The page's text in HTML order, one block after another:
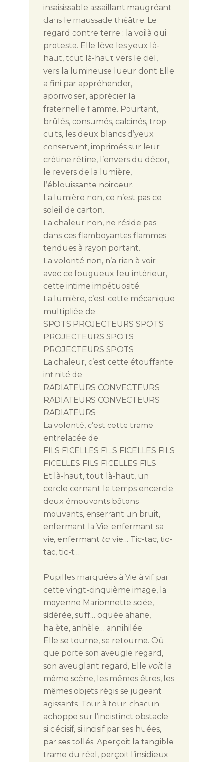
insaisissable assaillant maugréant
dans le maussade théâtre. Le
regard contre terre : la voilà qui
proteste. Elle lève les yeux là-
haut, tout là-haut vers le ciel,
vers la lumineuse lueur dont Elle
a fini par appréhender,
apprivoiser, apprécier la
fraternelle flamme. Pourtant,
brûlés, consumés, calcinés, trop
cuits, les deux blancs d’yeux
conservent, imprimés sur leur
crétine rétine, l’envers du décor,
le revers de la lumière,
l’éblouissante noirceur.
La lumière non, ce n’est pas ce
soleil de carton.
La chaleur non, ne réside pas
dans ces flamboyantes flammes
tendues à rayon portant.
La volonté non, n’a rien à voir
avec ce fougueux feu intérieur,
cette intime impétuosité.
La lumière, c’est cette mécanique
multipliée de
SPOTS PROJECTEURS SPOTS
PROJECTEURS SPOTS
PROJECTEURS SPOTS
La chaleur, c’est cette étouffante
infinité de
RADIATEURS CONVECTEURS
RADIATEURS CONVECTEURS
RADIATEURS
La volonté, c’est cette trame
entrelacée de
FILS FICELLES FILS FICELLES FILS
FICELLES FILS FICELLES FILS
Et là-haut, tout là-haut, un
cercle cernant le temps encercle
deux émouvants bâtons
mouvants, enserrant un bruit,
enfermant la Vie, enfermant sa
vie, enfermant ta vie… Tic-tac, tic-
tac, tic-t…
Pupilles marquées à Vie à vif par
cette vingt-cinquième image, la
moyenne Marionnette sciée,
sidérée, suff… oquée ahane,
halète, anhèle… annihilée.
Elle se tourne, se retourne. Où
que porte son aveugle regard,
son aveuglant regard, Elle voit la
même scène, les mêmes êtres, les
mêmes objets régis se jugeant
agissants. Tour à tour, chacun
achoppe sur l’indistinct obstacle
si décisif, si incisif par ses huées,
par ses tollés. Aperçoit la tangible
trame du réel, perçoit l’insidieux